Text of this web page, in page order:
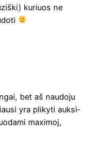
kuriuos ne
bet aš nau­do­ju
yra pli­ky­ti auk­si­
maxi­moj,